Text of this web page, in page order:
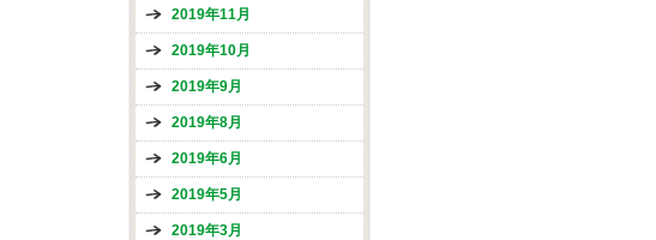
2019年11月
2019年10月
2019年9月
2019年8月
2019年6月
2019年5月
2019年3月